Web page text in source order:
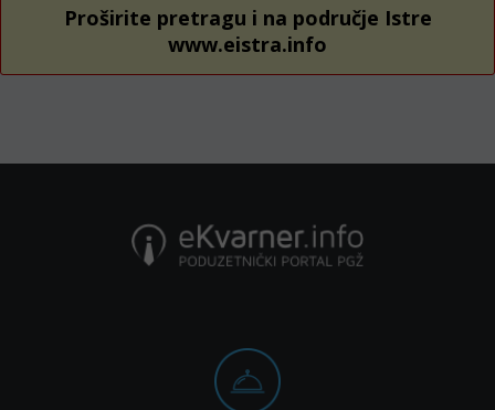
Proširite pretragu i na područje Istre
www.eistra.info